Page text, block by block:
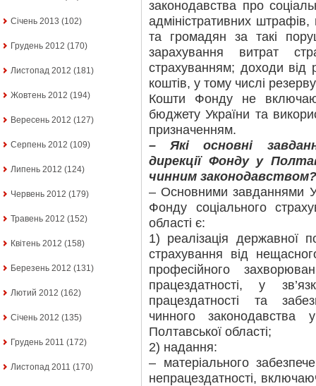
Січень 2013 (102)
Грудень 2012 (170)
Листопад 2012 (181)
Жовтень 2012 (194)
Вересень 2012 (127)
Серпень 2012 (109)
Липень 2012 (124)
Червень 2012 (179)
Травень 2012 (152)
Квітень 2012 (158)
Березень 2012 (131)
Лютий 2012 (162)
Січень 2012 (135)
Грудень 2011 (172)
Листопад 2011 (170)
законодавства про
адміністративних
та громадян за такі
зарахування витрат
страхуванням; доходи від
коштів, у тому числі
Кошти Фонду не
бюджету України та
призначенням.
– Які основні
дирекції Фонду у
чинним законодавством?
– Основними завданнями
Фонду соціального
області є:
1) реалізація державної
страхування від
професійного
працездатності, у
працездатності та
чинного
Полтавської області;
2) надання:
– матеріального
непрацездатності,